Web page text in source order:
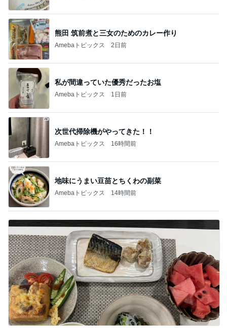
熊田 筑前煮と三女のためのカレー作り
Amebaトピックス 2日前
私が間違っていた優秀だったお塩
Amebaトピックス 1日前
次世代掃除機がやってきた！！
Amebaトピックス 16時間前
地味にうまい豆苗とちくわの副菜
Amebaトピックス 14時間前